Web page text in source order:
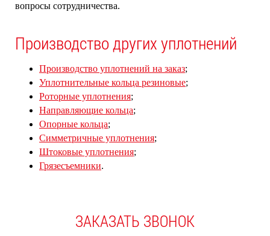
вопросы сотрудничества.
Производство других уплотнений
Производство уплотнений на заказ;
Уплотнительные кольца резиновые;
Роторные уплотнения;
Направляющие кольца;
Опорные кольца;
Симметричные уплотнения;
Штоковые уплотнения;
Грязесъемники.
ЗАКАЗАТЬ ЗВОНОК